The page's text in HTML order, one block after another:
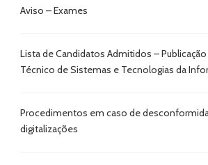
Aviso – Exames
Lista de Candidatos Admitidos –
Técnico de Sistemas e Tecnologias da
Procedimentos em caso de
digitalizações